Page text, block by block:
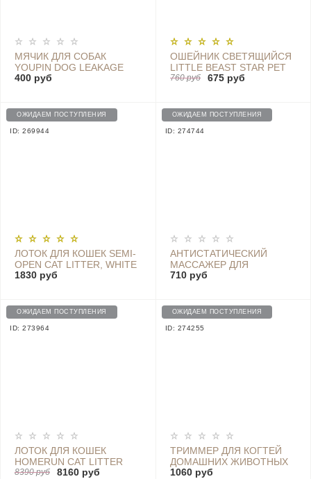
МЯЧИК ДЛЯ СОБАК
YOUPIN DOG LEAKAGE
FOOD - XT28-5001
400 руб
ОШЕЙНИК СВЕТЯЩИЙСЯ
LITTLE BEAST STAR PET
GLOWING COLLAR - XL81-
760 руб 675 руб
ОЖИДАЕМ ПОСТУПЛЕНИЯ
ID: 269944
ЛОТОК ДЛЯ КОШЕК SEMI-
OPEN CAT LITTER, WHITE
1830 руб
ОЖИДАЕМ ПОСТУПЛЕНИЯ
ID: 274744
АНТИСТАТИЧЕСКИЙ
МАССАЖЕР ДЛЯ
ЖИВОТНЫХ JELLYFISH
710 руб
ОЖИДАЕМ ПОСТУПЛЕНИЯ
ID: 273964
ЛОТОК ДЛЯ КОШЕК
HOMERUN CAT LITTER
BOX SMART DEODORANT
8390 руб 8160 руб
ОЖИДАЕМ ПОСТУПЛЕНИЯ
ID: 274255
ТРИММЕР ДЛЯ КОГТЕЙ
ДОМАШНИХ ЖИВОТНЫХ
PAWBBY PET ELECTRIC
1060 руб